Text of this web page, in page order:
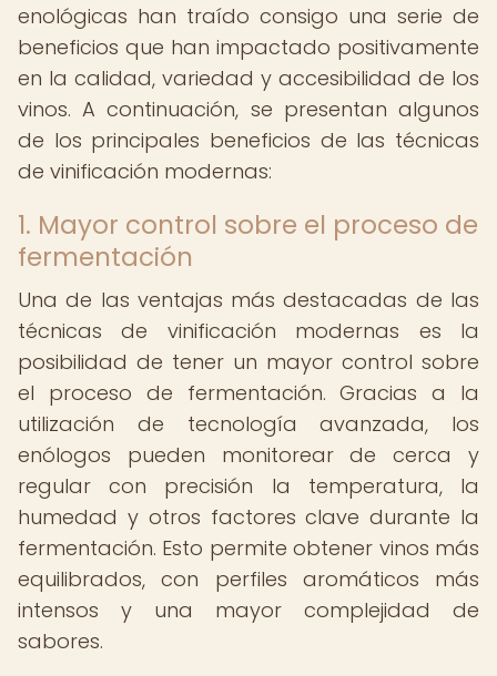
enológicas han traído consigo una serie de
beneficios que han impactado positivamente
en la calidad, variedad y accesibilidad de los
vinos. A continuación, se presentan algunos
de los principales beneficios de las técnicas
de vinificación modernas:
1. Mayor control sobre el proceso de
fermentación
Una de las ventajas más destacadas de las
técnicas de vinificación modernas es la
posibilidad de tener un mayor control sobre
el proceso de fermentación. Gracias a la
utilización de tecnología avanzada, los
enólogos pueden monitorear de cerca y
regular con precisión la temperatura, la
humedad y otros factores clave durante la
fermentación. Esto permite obtener vinos más
equilibrados, con perfiles aromáticos más
intensos y una mayor complejidad de
sabores.